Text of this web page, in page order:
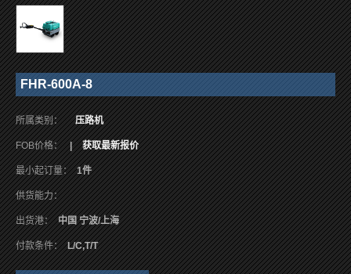
FHR-600A-8
所属类别： 压路机
FOB价格： | 获取最新报价
最小起订量： 1件
供货能力：
出货港： 中国 宁波/上海
付款条件： L/C,T/T